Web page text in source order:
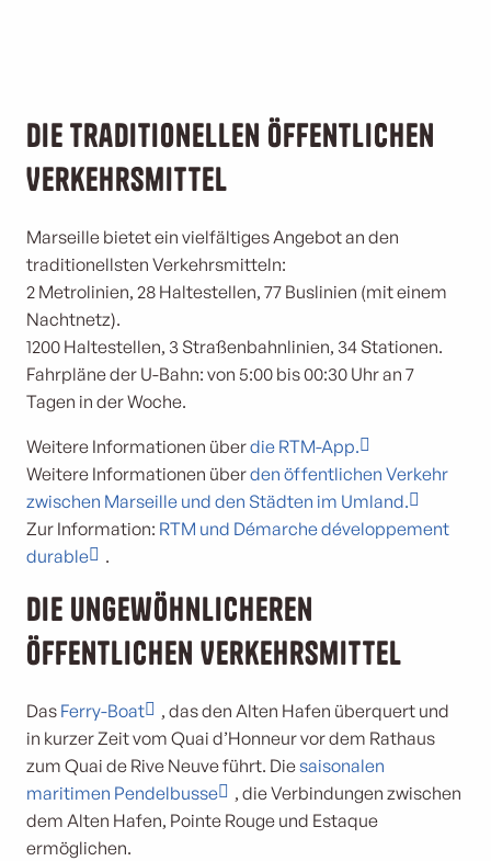
Die traditionellen öffentlichen
Verkehrsmittel
Marseille bietet ein vielfältiges Angebot an den
traditionellsten Verkehrsmitteln:
2 Metrolinien, 28 Haltestellen, 77 Buslinien (mit einem
Nachtnetz).
1200 Haltestellen, 3 Straßenbahnlinien, 34 Stationen.
Fahrpläne der U-Bahn: von 5:00 bis 00:30 Uhr an 7
Tagen in der Woche.
Weitere Informationen überdie RTM-App.
Weitere Informationen überden öffentlichen Verkehr
zwischen Marseille und den Städten im Umland.
Zur Information: RTM und Démarche développement
durable
.
Die ungewöhnlicheren
öffentlichen Verkehrsmittel
Das Ferry-Boat
, das den Alten Hafen überquert und
in kurzer Zeit vom Quai d’Honneur vor dem Rathaus
zum Quai de Rive Neuve führt. Diesaisonalen
maritimen Pendelbusse
, die Verbindungen zwischen
dem Alten Hafen, Pointe Rouge und Estaque
ermöglichen.